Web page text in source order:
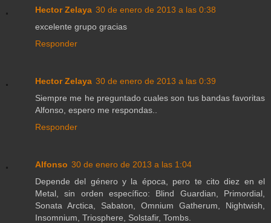
Hector Zelaya 30 de enero de 2013 a las 0:38
excelente grupo gracias
Responder
Hector Zelaya 30 de enero de 2013 a las 0:39
Siempre me he preguntado cuales son tus bandas favoritas
Alfonso, espero me respondas..
Responder
Alfonso 30 de enero de 2013 a las 1:04
Depende del género y la época, pero te cito diez en el
Metal, sin orden específico: Blind Guardian, Primordial,
Sonata Arctica, Sabaton, Omnium Gatherum, Nightwish,
Insomnium, Triosphere, Solstafir, Tombs.